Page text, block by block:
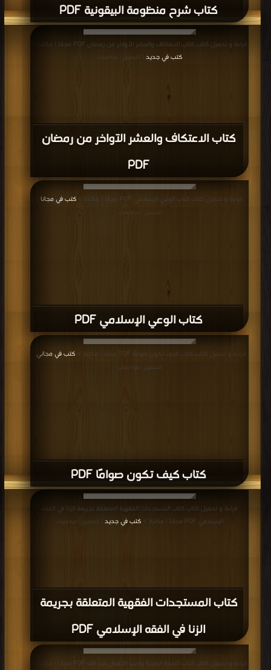
كتاب شرح منظومة البيقونية PDF
كتاب الاعتكاف والعشر الآواخر من رمضان
PDF
قراءة و تحميل كتاب كتاب الاعتكاف والعشر الآواخر من رمضان PDF مجانا | مكتبة >
كتب في جديد | التحميل : مرة/مرات
كتاب الوعي الإسلامي PDF
قراءة و تحميل كتاب كتاب الوعي الإسلامي PDF مجانا | مكتبة > كتب في مجانا
التحميل : مرة/مرات
كتاب كيف تكون صوامًا PDF
قراءة و تحميل كتاب كتاب كيف تكون صوامًا PDF مجانا | مكتبة > كتب في مجاني
التحميل : مرة/مرات
كتاب المستجدات الفقهية المتعلقة بجريمة
الزنا في الفقه الإسلامي PDF
قراءة و تحميل كتاب كتاب المستجدات الفقهية المتعلقة بجريمة الزنا في الفقه
الإسلامي PDF مجانا | مكتبة >
كتب في جديد | التحميل : مرة/مرات
قراءة و تحميل كتاب كتاب التجارة الرابحة وأحب الأعمال عند الله PDF مجانا | مكتبة >